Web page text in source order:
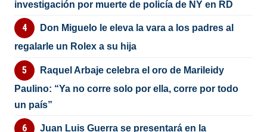
investigación por muerte de policía de NY en RD
Don Miguelo le eleva la vara a los padres al
regalarle un Rolex a su hija
Raquel Arbaje celebra el oro de Marileidy
Paulino: “Ya no corre solo por ella, corre por todo
un país”
Juan Luis Guerra se presentará en la